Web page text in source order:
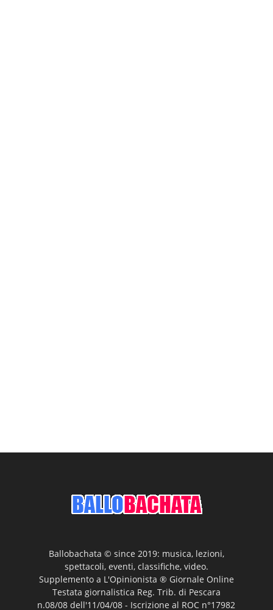
Ballobachata © since 2019: musica, lezioni,
spettacoli, eventi, classifiche, video.
Supplemento a L'Opinionista ® Giornale Online
Testata giornalistica Reg. Trib. di Pescara
n.08/08 dell'11/04/08 - Iscrizione al ROC n°17982